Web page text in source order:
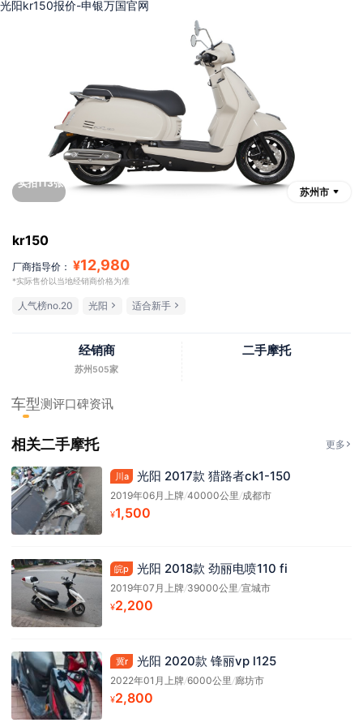
光阳kr150报价-申银万国官网
实拍113张
苏州市
kr150
厂商指导价： ¥12,980
*实际售价以当地经销商价格为准
人气榜no.20 光阳 适合新手
经销商
苏州505家
二手摩托
车型测评口碑资讯
相关二手摩托 更多
川a 光阳 2017款 猎路者ck1-150
2019年06月上牌/40000公里 /成都市
¥1,500
皖p 光阳 2018款 劲丽电喷110 fi
2019年07月上牌/39000公里 /宣城市
¥2,200
冀r 光阳 2020款 锋丽vp l125
2022年01月上牌/6000公里 /廊坊市
¥2,800